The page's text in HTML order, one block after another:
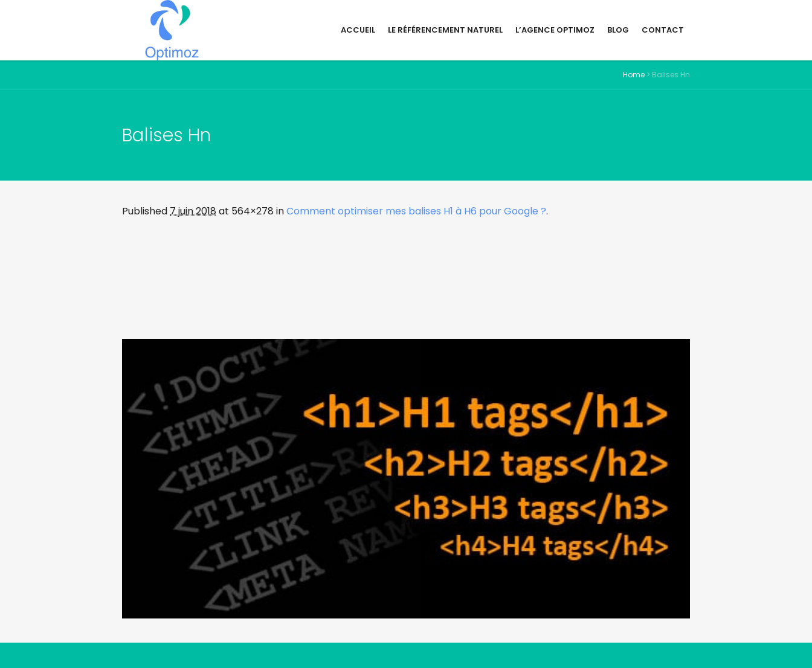
ACCUEIL LE RÉFÉRENCEMENT NATUREL L’AGENCE OPTIMOZ BLOG CONTACT
Home > Balises Hn
Balises Hn
Published7 juin 2018 at 564×278 inComment optimiser mes balises H1 à H6 pour Google ?.